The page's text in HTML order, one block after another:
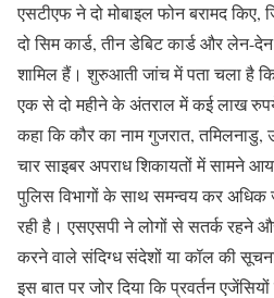
एसटीएफ ने दो मोबाइल फोन बरामद
दो सिम कार्ड, तीन डेबिट कार्ड और लेन-
शामिल हैं। शुरुआती जांच में पता चला है
एक से दो महीने के अंतराल में कई लाख
कहा कि कौर का नाम गुजरात, तमिलनाडु,
चार साइबर अपराध शिकायतों में सामने
पुलिस विभागों के साथ समन्वय कर अधिक
रही है। एसएसपी ने लोगों से सतर्क रहने
करने वाले संदिग्ध संदेशों या कॉल की
इस बात पर जोर दिया कि प्रवर्तन एजेंसियों